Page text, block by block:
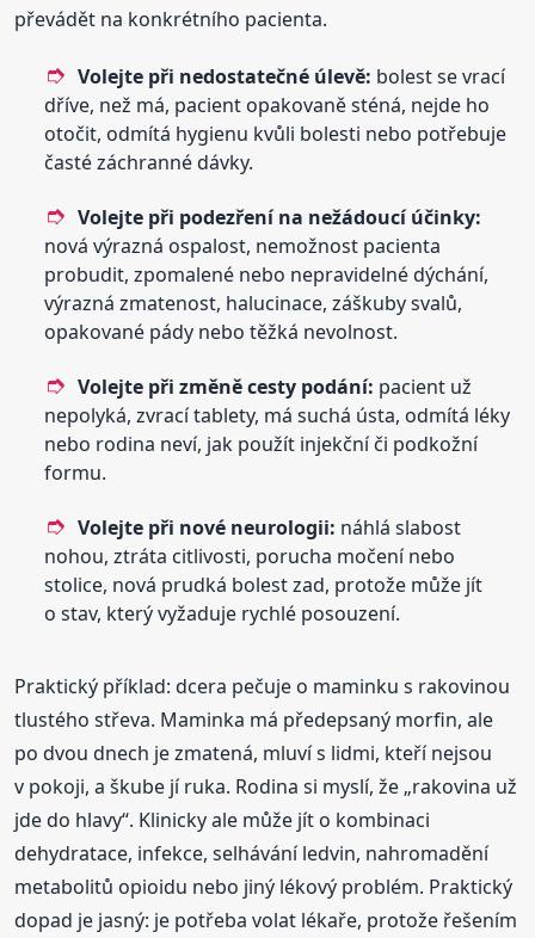
převádět na konkrétního pacienta.
Volejte při nedostatečné úlevě: bolest se vrací
dříve, než má, pacient opakovaně sténá, nejde ho
otočit, odmítá hygienu kvůli bolesti nebo potřebuje
časté záchranné dávky.
Volejte při podezření na nežádoucí účinky:
nová výrazná ospalost, nemožnost pacienta
probudit, zpomalené nebo nepravidelné dýchání,
výrazná zmatenost, halucinace, záškuby svalů,
opakované pády nebo těžká nevolnost.
Volejte při změně cesty podání: pacient už
nepolyká, zvrací tablety, má suchá ústa, odmítá léky
nebo rodina neví, jak použít injekční či podkožní
formu.
Volejte při nové neurologii: náhlá slabost
nohou, ztráta citlivosti, porucha močení nebo
stolice, nová prudká bolest zad, protože může jít
o stav, který vyžaduje rychlé posouzení.
Praktický příklad: dcera pečuje o maminku s rakovinou
tlustého střeva. Maminka má předepsaný morfin, ale
po dvou dnech je zmatená, mluví s lidmi, kteří nejsou
v pokoji, a škube jí ruka. Rodina si myslí, že „rakovina už
jde do hlavy“. Klinicky ale může jít o kombinaci
dehydratace, infekce, selhávání ledvin, nahromadění
metabolitů opioidu nebo jiný lékový problém. Praktický
dopad je jasný: je potřeba volat lékaře, protože řešením